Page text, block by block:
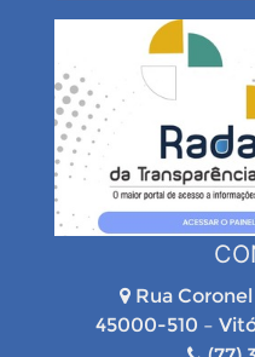
Rua
45000-510 –